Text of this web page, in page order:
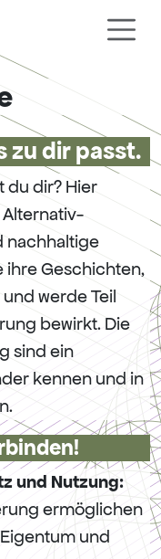
zu dir passt.
du dir? Hier
nachhaltige
ihre Geschichten,
werde Teil
bewirkt. Die
sind ein
kennen und in
und Nutzung:
ermöglichen
und